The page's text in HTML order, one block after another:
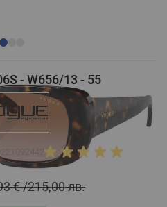
- W656/13 - 55
€ 215,00 лв.